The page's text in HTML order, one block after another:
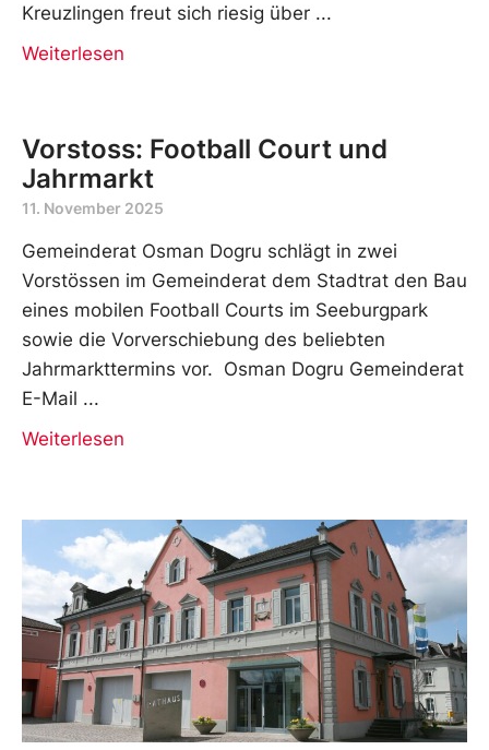
Kreuzlingen freut sich riesig über
Weiterlesen
Vorstoss: Football Court und
Jahrmarkt
11. November 2025
Gemeinderat Osman Dogru schlägt in zwei
Vorstössen im Gemeinderat dem Stadtrat den Bau
eines mobilen Football Courts im Seeburgpark
sowie die Vorverschiebung des beliebten
Jahrmarkttermins vor. Osman Dogru Gemeinderat
E-Mail
Weiterlesen